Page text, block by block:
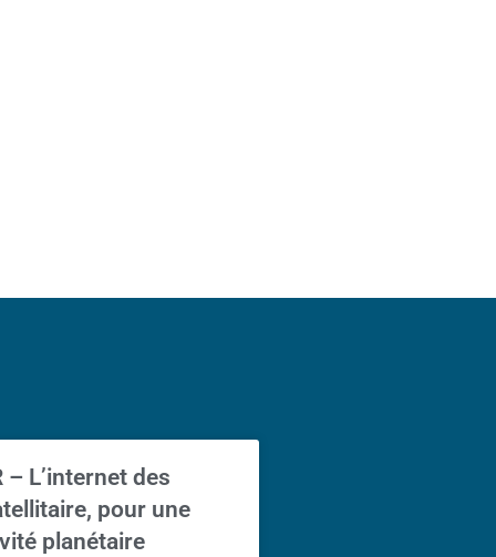
– L’internet des
pour une
planétaire